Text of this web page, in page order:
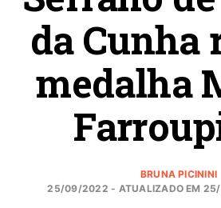
da Cunha
medalha
BRUNA PICININI
25/09/2022 - ATUALIZADO EM